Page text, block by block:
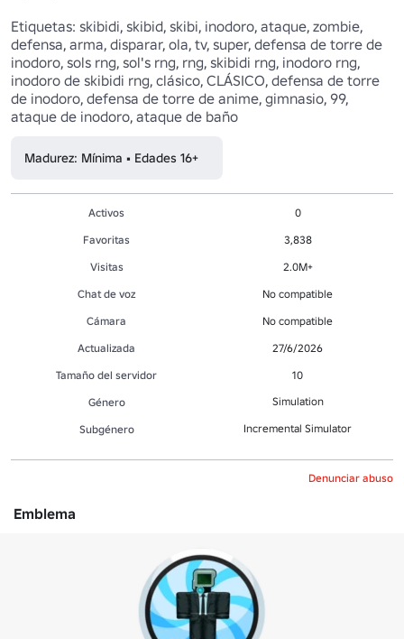
Etiquetas: skibidi, skibid, skibi, inodoro, ataque, zombie,
defensa, arma, disparar, ola, tv, super, defensa de torre de
inodoro, sols rng, sol's rng, rng, skibidi rng, inodoro rng,
inodoro de skibidi rng, clásico, CLÁSICO, defensa de torre
de inodoro, defensa de torre de anime, gimnasio, 99,
ataque de inodoro, ataque de baño
Madurez: Mínima • Edades 16+
Activos
0
Favoritas
3,838
Visitas
2.0M+
Chat de voz
No compatible
Cámara
No compatible
Actualizada
27/6/2026
Tamaño del servidor
10
Género
Simulation
Subgénero Incremental Simulator
Denunciar abuso
Emblema